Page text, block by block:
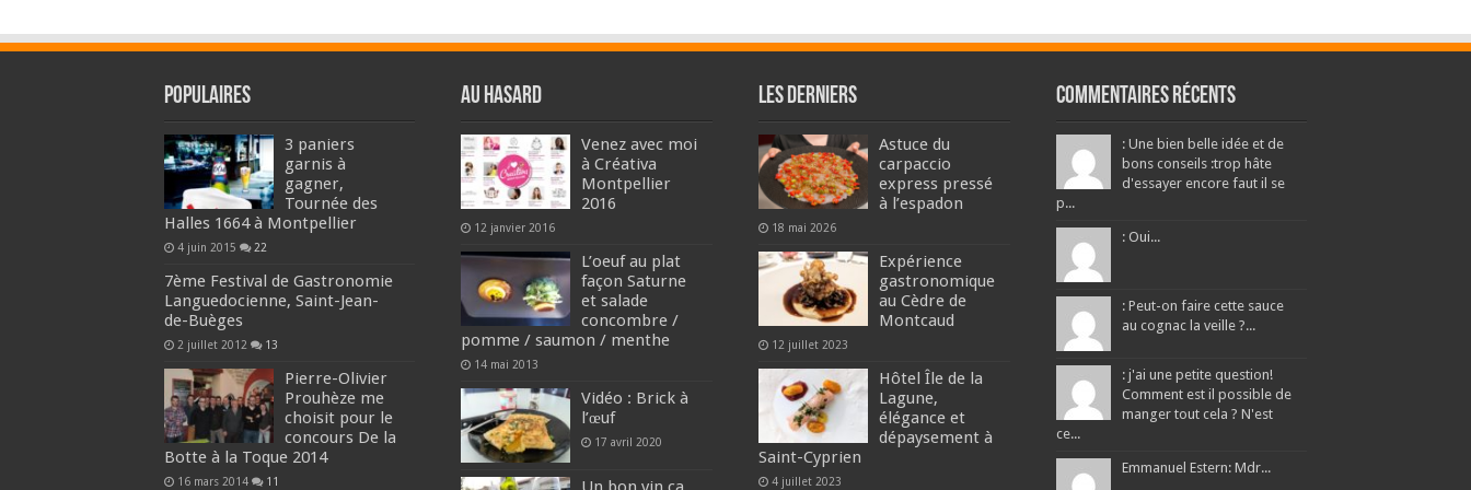
Populaires
3 paniers
garnis à
gagner,
Tournée des
Halles 1664 à Montpellier
4 juin 2015 22
7ème Festival de Gastronomie
Languedocienne, Saint-Jean-
de-Buèges
2 juillet 2012 13
Pierre-Olivier
Prouhèze me
choisit pour le
concours De la
Botte à la Toque 2014
16 mars 2014 11
Au hasard
Venez avec moi
à Créativa
Montpellier
2016
12 janvier 2016
L’oeuf au plat
façon Saturne
et salade
concombre /
pomme / saumon / menthe
14 mai 2013
Vidéo : Brick à
l’œuf
17 avril 2020
Les derniers
Astuce du
carpaccio
express pressé
à l’espadon
18 mai 2026
Expérience
gastronomique
au Cèdre de
Montcaud
12 juillet 2023
Hôtel Île de la
Lagune,
élégance et
dépaysement à
Saint-Cyprien
4 juillet 2023
Commentaires récents
: Une bien belle idée et de
bons conseils :trop hâte
d'essayer encore faut il se
p...
: Oui...
: Peut-on faire cette sauce
au cognac la veille ?...
: j'ai une petite question!
Comment est il possible de
manger tout cela ? N'est
ce...
Emmanuel Estern: Mdr...